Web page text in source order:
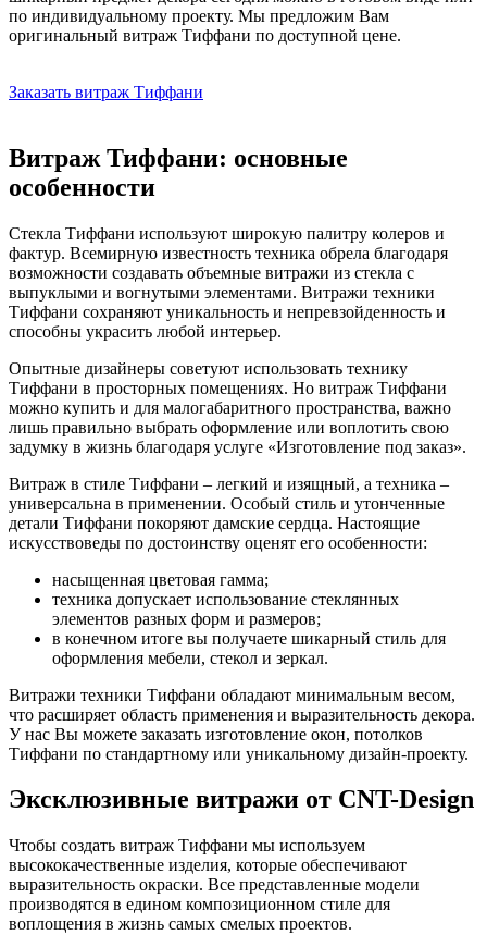
по индивидуальному проекту. Мы предложим Вам
оригинальный витраж Тиффани по доступной цене.
Заказать витраж Тиффани
Витраж Тиффани: основные
особенности
Стекла Тиффани используют широкую палитру колеров и
фактур. Всемирную известность техника обрела благодаря
возможности создавать объемные витражи из стекла с
выпуклыми и вогнутыми элементами. Витражи техники
Тиффани сохраняют уникальность и непревзойденность и
способны украсить любой интерьер.
Опытные дизайнеры советуют использовать технику
Тиффани в просторных помещениях. Но витраж Тиффани
можно купить и для малогабаритного пространства, важно
лишь правильно выбрать оформление или воплотить свою
задумку в жизнь благодаря услуге «Изготовление под заказ».
Витраж в стиле Тиффани – легкий и изящный, а техника –
универсальна в применении. Особый стиль и утонченные
детали Тиффани покоряют дамские сердца. Настоящие
искусствоведы по достоинству оценят его особенности:
насыщенная цветовая гамма;
техника допускает использование стеклянных
элементов разных форм и размеров;
в конечном итоге вы получаете шикарный стиль для
оформления мебели, стекол и зеркал.
Витражи техники Тиффани обладают минимальным весом,
что расширяет область применения и выразительность декора.
У нас Вы можете заказать изготовление окон, потолков
Тиффани по стандартному или уникальному дизайн-проекту.
Эксклюзивные витражи от CNT-Design
Чтобы создать витраж Тиффани мы используем
высококачественные изделия, которые обеспечивают
выразительность окраски. Все представленные модели
производятся в едином композиционном стиле для
воплощения в жизнь самых смелых проектов.